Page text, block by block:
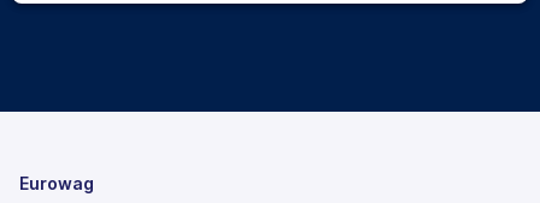
Eurowag